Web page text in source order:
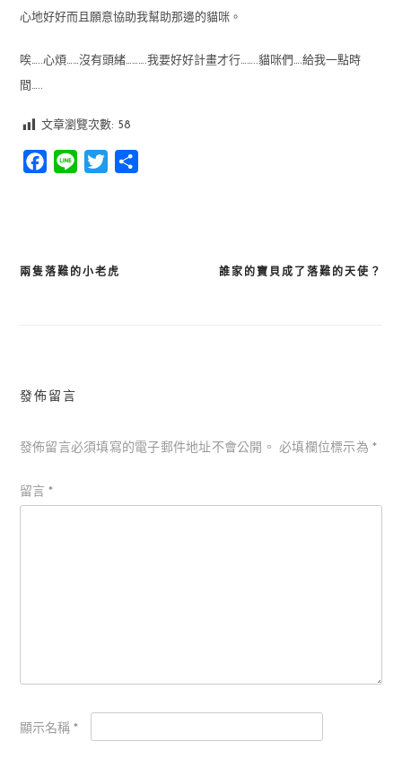
心地好好而且願意協助我幫助那邊的貓咪。
唉…..心煩……沒有頭緒……….我要好好計畫才行……..貓咪們….給我一點時
間…..
文章瀏覽次數: 58
Facebook
Line Twitter
文
誰家的寶貝成了落難的天使？
兩隻落難的小老虎
發佈留言
發佈留言必須填寫的電子郵件地址不會公開。 必填欄位標示為*
留言 *
顯示名稱 *